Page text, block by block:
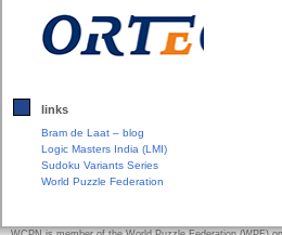
links
Bram de Laat – blog
Logic Masters India (LMI)
Sudoku Variants Series
World Puzzle Federation